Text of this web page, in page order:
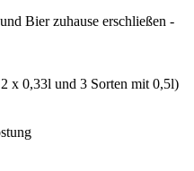
Bier zuhause erschließen -
x 0,33l und 3 Sorten mit 0,5l)